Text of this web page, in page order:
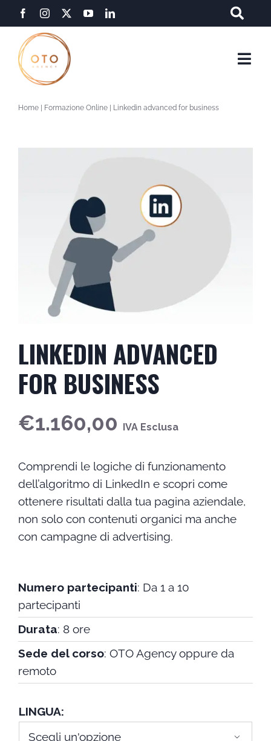
Salta
al
contenuto
Home| Formazione Online| Linkedin advanced for business
LINKEDIN ADVANCED
FOR BUSINESS
€1.160,00 IVA Esclusa
Comprendi le logiche di funzionamento
dell’algoritmo di LinkedIn e scopri come
ottenere risultati dalla tua pagina aziendale,
non solo con contenuti organici ma anche
con campagne di advertising.
Numero partecipanti: Da 1 a 10
partecipanti
Durata: 8 ore
Sede del corso: OTO Agency oppure da
remoto
LINGUA
